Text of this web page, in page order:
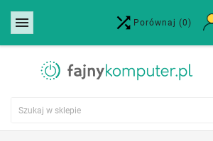
  Porównaj (0)
Utwórz listę życzeń
Nazwa listy życzeń
Anuluj Utwórz listę życzeń